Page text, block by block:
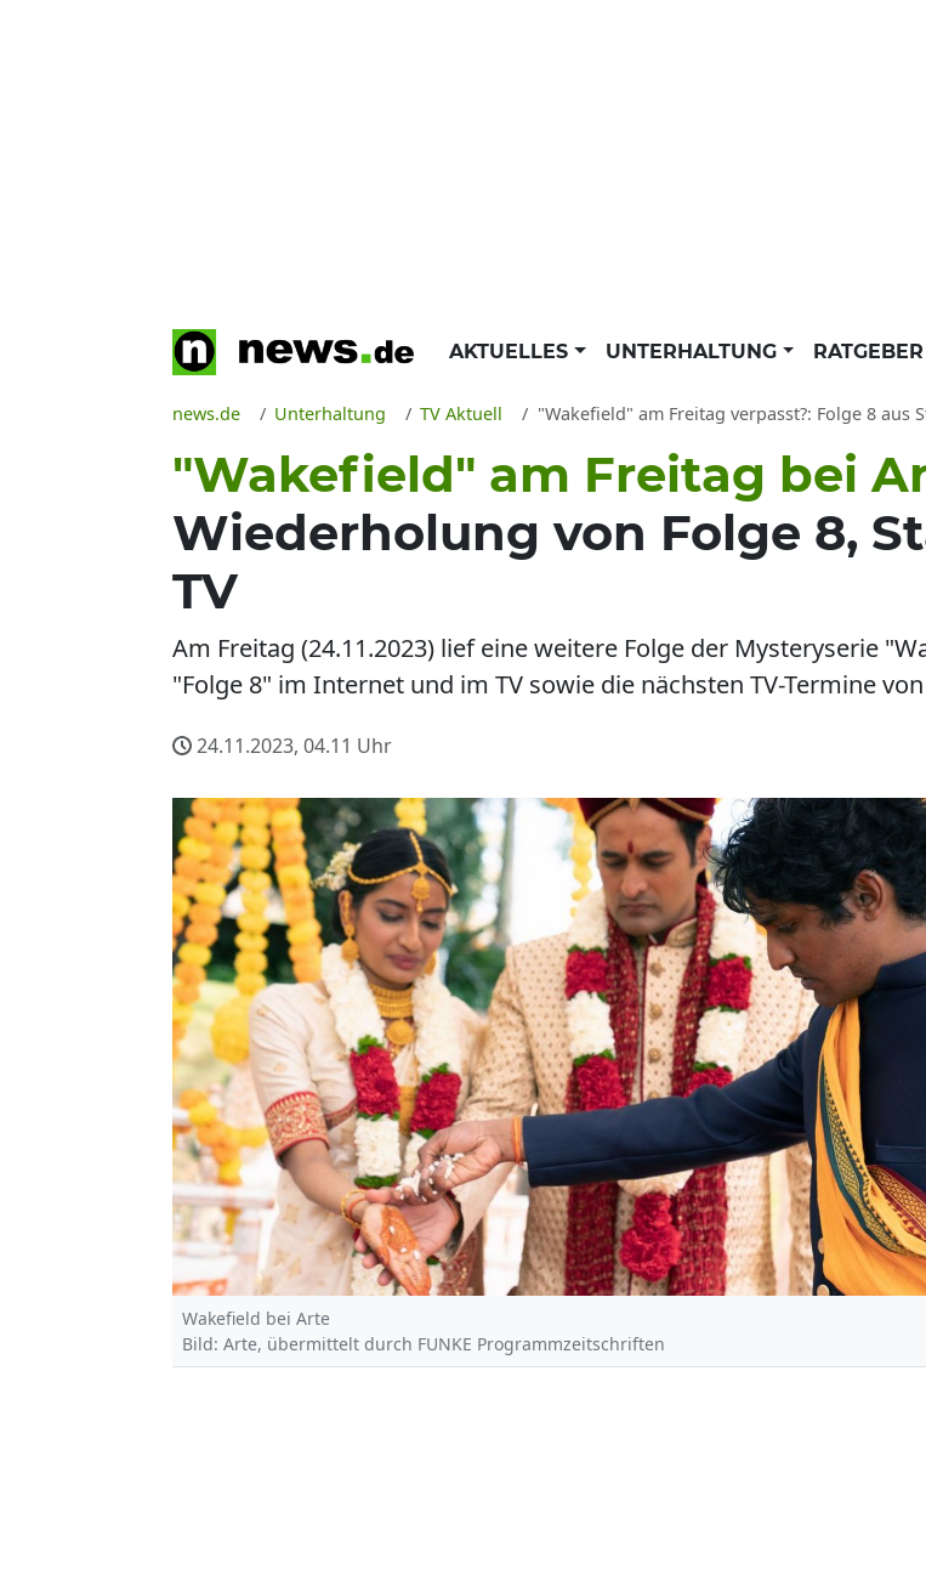
AKTUELLES UNTERHALTUNG
news.de Unterhaltung TV Aktuell "Wakefield" am Freitag verpasst?: Folge 8 aus
"Wakefield" am Freitag bei
Wiederholung von Folge 8,
TV
Am Freitag (24.11.2023) lief eine weitere Folge der Mysteryserie
"Folge 8" im Internet und im TV sowie die nächsten TV-Termine
24.11.2023, 04.11 Uhr
Wakefield bei Arte
Bild: Arte, übermittelt durch FUNKE Programmzeitschriften